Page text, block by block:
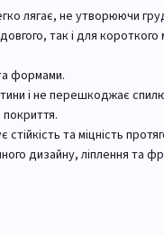
лягає, не утворюючи
так і для короткого
формами.
і не перешкоджає
та міцність
дизайну, ліплення та